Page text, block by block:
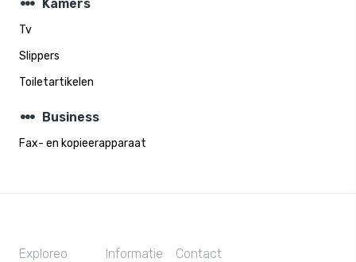
steppers Kamers
Tv
Slippers
Toiletartikelen
steppers Business
Fax- en kopieerapparaat
Exploreo Informatie Contact